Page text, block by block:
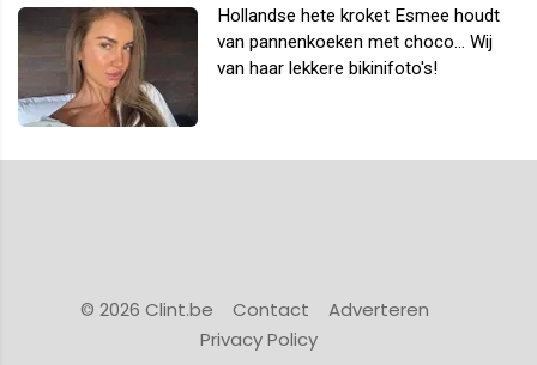
Hollandse hete kroket Esmee houdt
van pannenkoeken met choco... Wij
van haar lekkere bikinifoto's!
© 2026 Clint.be Contact
Adverteren
Privacy Policy